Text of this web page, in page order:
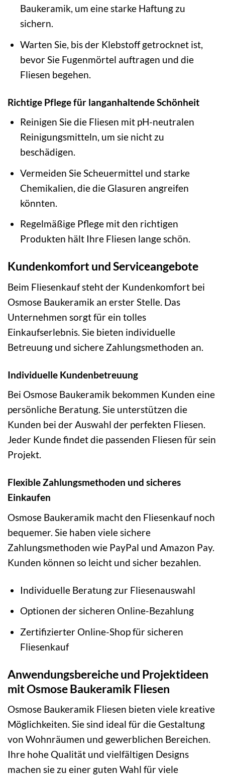
Baukeramik, um eine starke Haftung zu
sichern.
Warten Sie, bis der Klebstoff getrocknet ist,
bevor Sie Fugenmörtel auftragen und die
Fliesen begehen.
Richtige Pflege für langanhaltende Schönheit
Reinigen Sie die Fliesen mit pH-neutralen
Reinigungsmitteln, um sie nicht zu
beschädigen.
Vermeiden Sie Scheuermittel und starke
Chemikalien, die die Glasuren angreifen
könnten.
Regelmäßige Pflege mit den richtigen
Produkten hält Ihre Fliesen lange schön.
Kundenkomfort und Serviceangebote
Beim Fliesenkauf steht der Kundenkomfort bei
Osmose Baukeramik an erster Stelle. Das
Unternehmen sorgt für ein tolles
Einkaufserlebnis. Sie bieten individuelle
Betreuung und sichere Zahlungsmethoden an.
Individuelle Kundenbetreuung
Bei Osmose Baukeramik bekommen Kunden eine
persönliche Beratung. Sie unterstützen die
Kunden bei der Auswahl der perfekten Fliesen.
Jeder Kunde findet die passenden Fliesen für sein
Projekt.
Flexible Zahlungsmethoden und sicheres
Einkaufen
Osmose Baukeramik macht den Fliesenkauf noch
bequemer. Sie haben viele sichere
Zahlungsmethoden wie PayPal und Amazon Pay.
Kunden können so leicht und sicher bezahlen.
Individuelle Beratung zur Fliesenauswahl
Optionen der sicheren Online-Bezahlung
Zertifizierter Online-Shop für sicheren
Fliesenkauf
Anwendungsbereiche und Projektideen
mit Osmose Baukeramik Fliesen
Osmose Baukeramik Fliesen bieten viele kreative
Möglichkeiten. Sie sind ideal für die Gestaltung
von Wohnräumen und gewerblichen Bereichen.
Ihre hohe Qualität und vielfältigen Designs
machen sie zu einer guten Wahl für viele